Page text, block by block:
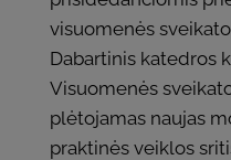
visuomenės
Dabartinis katedros
Visuomenės
plėtojamas naujas
praktinės veiklos